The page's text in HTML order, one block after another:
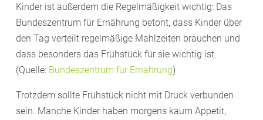
Kinder ist außerdem die Regelmäßigkeit wichtig: Das
Bundeszentrum für Ernährung betont, dass Kinder über
den Tag verteilt regelmäßige Mahlzeiten brauchen und
dass besonders das Frühstück für sie wichtig ist.
(Quelle: Bundeszentrum für Ernährung)
Trotzdem sollte Frühstück nicht mit Druck verbunden
sein. Manche Kinder haben morgens kaum Appetit,